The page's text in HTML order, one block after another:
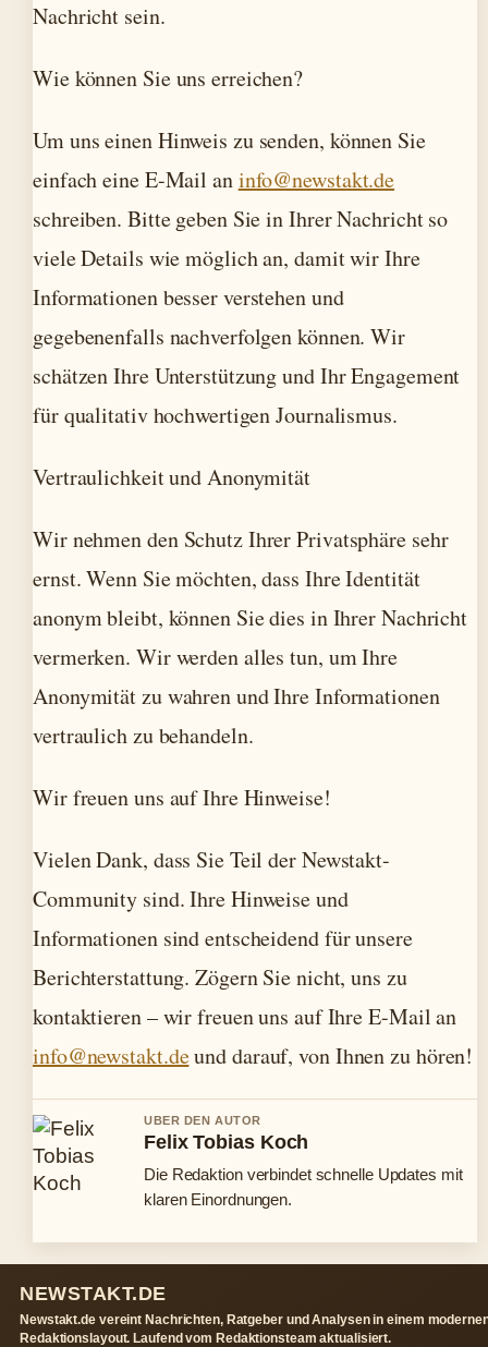
Nachricht sein.
Wie können Sie uns erreichen?
Um uns einen Hinweis zu senden, können Sie
einfach eine E-Mail aninfo@newstakt.de
schreiben. Bitte geben Sie in Ihrer Nachricht so
viele Details wie möglich an, damit wir Ihre
Informationen besser verstehen und
gegebenenfalls nachverfolgen können. Wir
schätzen Ihre Unterstützung und Ihr Engagement
für qualitativ hochwertigen Journalismus.
Vertraulichkeit und Anonymität
Wir nehmen den Schutz Ihrer Privatsphäre sehr
ernst. Wenn Sie möchten, dass Ihre Identität
anonym bleibt, können Sie dies in Ihrer Nachricht
vermerken. Wir werden alles tun, um Ihre
Anonymität zu wahren und Ihre Informationen
vertraulich zu behandeln.
Wir freuen uns auf Ihre Hinweise!
Vielen Dank, dass Sie Teil der Newstakt-
Community sind. Ihre Hinweise und
Informationen sind entscheidend für unsere
Berichterstattung. Zögern Sie nicht, uns zu
kontaktieren – wir freuen uns auf Ihre E-Mail an
info@newstakt.deund darauf, von Ihnen zu hören!
UBER DEN AUTOR
Felix Tobias Koch
Die Redaktion verbindet schnelle Updates mit
klaren Einordnungen.
NEWSTAKT.DE
Newstakt.de vereint Nachrichten, Ratgeber und Analysen in einem
Redaktionslayout. Laufend vom Redaktionsteam aktualisiert.